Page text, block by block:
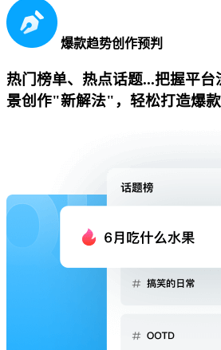
爆款趋势创作预判
热门榜单、热点话题...把握平
景创作"新解法"，轻松打造爆款